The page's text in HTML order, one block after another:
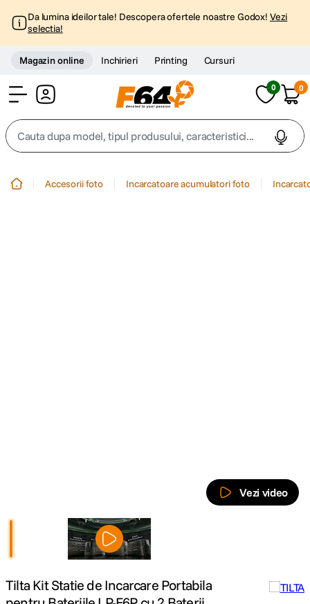
Da lumina ideilor tale! Descopera ofertele noastre Godox! Vezi
selectia!
Magazin online Inchirieri Printing Cursuri
0 0
Cauta dupa model, tipul produsului, caracteristici...
Accesorii foto Incarcatoare acumulatori foto
Vezi video
Tilta Kit Statie de Incarcare Portabila